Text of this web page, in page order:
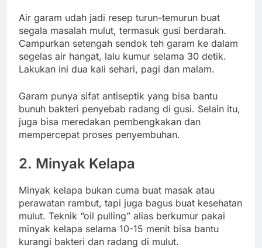
Air garam udah jadi resep turun-temurun buat
segala masalah mulut, termasuk gusi berdarah.
Campurkan setengah sendok teh garam ke dalam
segelas air hangat, lalu kumur selama 30 detik.
Lakukan ini dua kali sehari, pagi dan malam.
Garam punya sifat antiseptik yang bisa bantu
bunuh bakteri penyebab radang di gusi. Selain itu,
juga bisa meredakan pembengkakan dan
mempercepat proses penyembuhan.
2. Minyak Kelapa
Minyak kelapa bukan cuma buat masak atau
perawatan rambut, tapi juga bagus buat kesehatan
mulut. Teknik “oil pulling” alias berkumur pakai
minyak kelapa selama 10-15 menit bisa bantu
kurangi bakteri dan radang di mulut.